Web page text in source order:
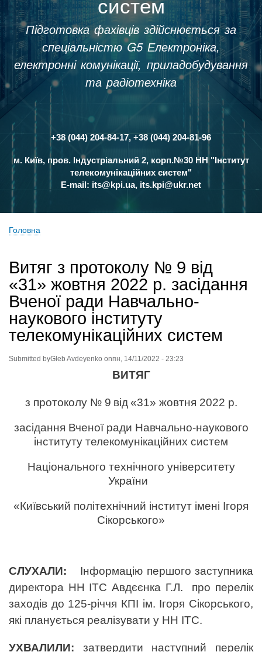
систем
Підготовка фахівців здійснюється за
спеціальністю G5 Електроніка,
електронні комунікації, приладобудування
та радіотехніка
Контакти
+38 (044) 204-84-17, +38 (044) 204-81-96
м. Київ, пров. Індустріальний 2, корп.№30 НН "Інститут
телекомунікаційних систем"
E-mail: its@kpi.ua, its.kpi@ukr.net
Головна
Витяг з протоколу № 9 від
«31» жовтня 2022 р. засідання
Вченої ради Навчально-
наукового інституту
телекомунікаційних систем
Submitted byGleb Avdeyenko onпн, 14/11/2022 - 23:23
ВИТЯГ
з протоколу № 9 від «31» жовтня 2022 р.
засідання Вченої ради Навчально-наукового
інституту телекомунікаційних систем
Національного технічного університету
України
«Київський політехнічний інститут імені Ігоря
Сікорського»
СЛУХАЛИ:
Інформацію першого заступника
директора НН ІТС Авдєєнка Г.Л. про перелiк
заходiв до 125-річчя КПІ ім. Ігоря Сікорського,
які планується реалізувати у НН ІТС.
УХВАЛИЛИ: затвердити наступний перелік